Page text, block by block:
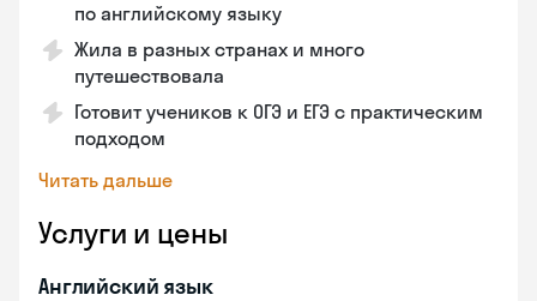
по английскому языку
Жила в разных странах и много
путешествовала
Готовит учеников к ОГЭ и ЕГЭ с практическим
подходом
Читать дальше
Услуги и цены
Английский язык